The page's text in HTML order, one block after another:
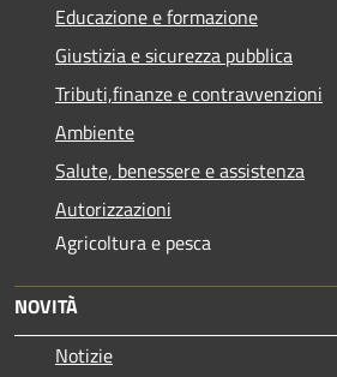
Educazione e formazione
Giustizia e sicurezza pubblica
Tributi,finanze e contravvenzioni
Ambiente
Salute, benessere e assistenza
Autorizzazioni
Agricoltura e pesca
NOVITÀ
Notizie